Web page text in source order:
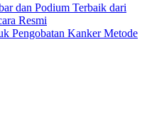
dan Podium Terbaik dari
Resmi
Pengobatan Kanker Metode